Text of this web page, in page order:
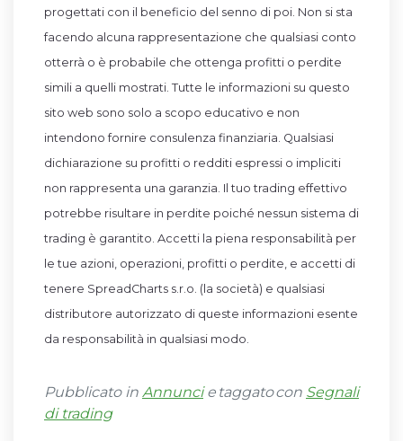
progettati con il beneficio del senno di poi. Non si sta
facendo alcuna rappresentazione che qualsiasi conto
otterrà o è probabile che ottenga profitti o perdite
simili a quelli mostrati. Tutte le informazioni su questo
sito web sono solo a scopo educativo e non
intendono fornire consulenza finanziaria. Qualsiasi
dichiarazione su profitti o redditi espressi o impliciti
non rappresenta una garanzia. Il tuo trading effettivo
potrebbe risultare in perdite poiché nessun sistema di
trading è garantito. Accetti la piena responsabilità per
le tue azioni, operazioni, profitti o perdite, e accetti di
tenere SpreadCharts s.r.o. (la società) e qualsiasi
distributore autorizzato di queste informazioni esente
da responsabilità in qualsiasi modo.
Pubblicato in Annuncie taggato con Segnali
di trading